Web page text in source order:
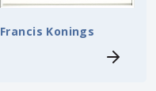
Francis Konings